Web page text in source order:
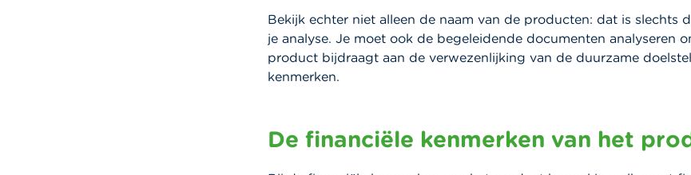
Bekijk echter niet alleen de naam van de producten: dat is slechts
je analyse. Je moet ook de begeleidende documenten analyseren
product bijdraagt aan de verwezenlijking van de duurzame
kenmerken.
De financiële kenmerken van het